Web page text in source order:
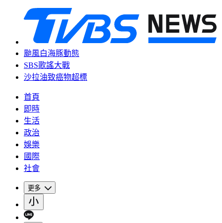
颱風白海豚動態
SBS歌謠大戰
沙拉油致癌物超標
首頁
即時
生活
政治
娛樂
國際
社會
更多